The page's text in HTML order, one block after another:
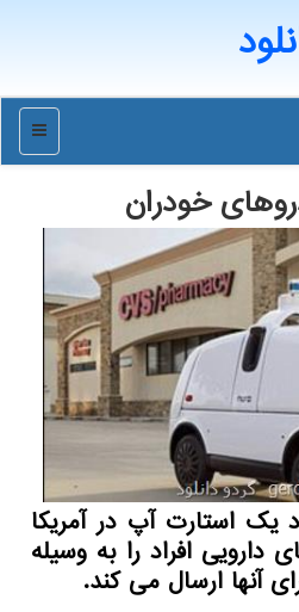
منو
خودران
یك استارت آپ در آمریكا
دارویی افراد را به وسیله
آنها ارسال می كند.